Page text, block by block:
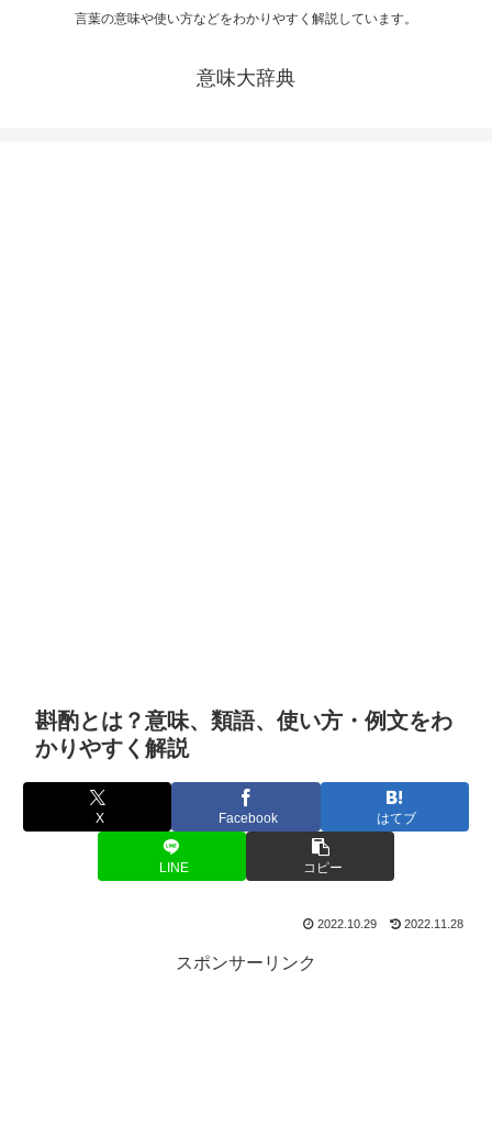
言葉の意味や使い方などをわかりやすく解説しています。
意味大辞典
斟酌とは？意味、類語、使い方・例文をわ
かりやすく解説
X Facebook はてブ
LINE コピー
2022.10.29 2022.11.28
スポンサーリンク